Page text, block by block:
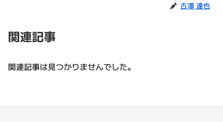
古澤 達也
関連記事
関連記事は見つかりませんでした。